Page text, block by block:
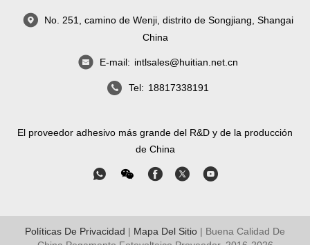
No. 251, camino de Wenji, distrito de Songjiang, Shangai
China
E-mail: intlsales@huitian.net.cn
Tel: 18817338191
El proveedor adhesivo más grande del R&D y de la producción
de China
Políticas De Privacidad | Mapa Del Sitio | Buena Calidad De